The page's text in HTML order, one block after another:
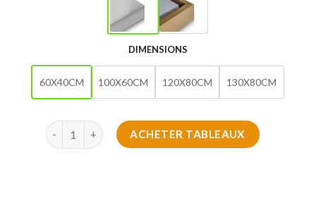
DIMENSIONS
60X40CM 100X60CM 120X80CM 130X80CM
quantité de Mélodie Silencieuse 2025
ACHETER TABLEAUX